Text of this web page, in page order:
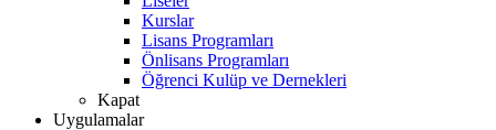
Kurslar
Lisans Programları
Önlisans Programları
Öğrenci Kulüp ve Dernekleri
Kapat
Uygulamalar